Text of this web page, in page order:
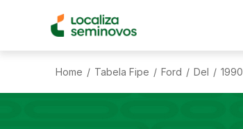
Home / Tabela Fipe / Ford / Del / 1990